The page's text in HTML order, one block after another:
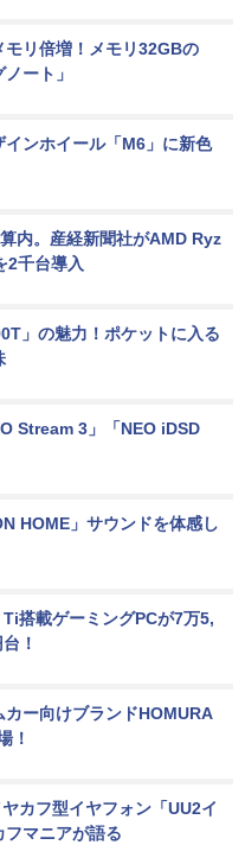
モリ倍増！メモリ32GBの
ート」
インホイール「M6」に新色
内。産経新聞社がAMD Ryz
千台導入
」の魅力！ポケットに入る
Stream 3」「NEO iDSD
HOME」サウンドを体感し
搭載ゲーミングPCが7万5,
！
カー向けブランドHOMURA
！
カフ型イヤフォン「UU2イ
フマニアが語る